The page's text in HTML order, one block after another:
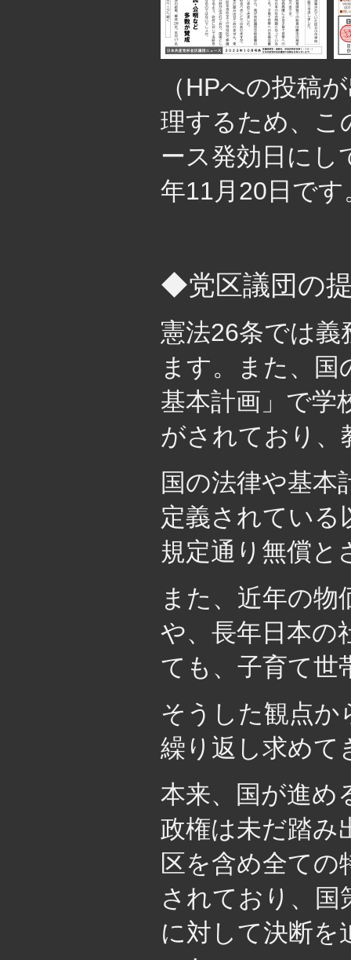
（HPへの投稿
理するため、こ
ース発効日にし
年11月20日です
◆党区議団の
憲法26条では
ます。また、国
基本計画」で学
がされており、
国の法律や基本
定義されている
規定通り無償と
また、近年の物
や、長年日本の
ても、子育て世
そうした観点か
繰り返し求めて
本来、国が進め
政権は未だ踏み
区を含め全ての
されており、国
に対して決断